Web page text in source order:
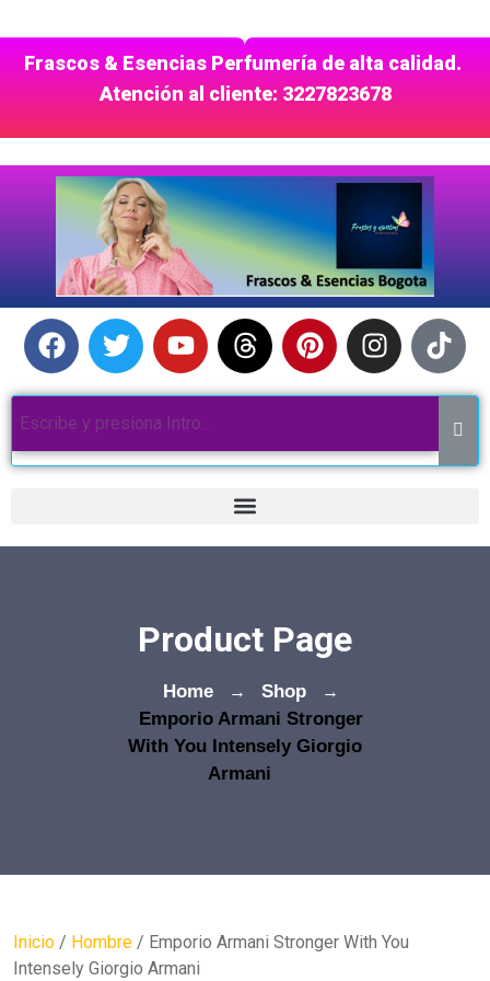
Frascos & Esencias Perfumería de alta calidad.
Atención al cliente: 3227823678
Product Page
Home → Shop
→
Emporio Armani Stronger
With You Intensely Giorgio
Armani
Inicio / Hombre / Emporio Armani Stronger With You
Intensely Giorgio Armani